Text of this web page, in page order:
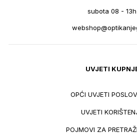
subota 08 - 13h
UVJETI
OPĆI UVJETI
UVJETI
POJMOVI ZA